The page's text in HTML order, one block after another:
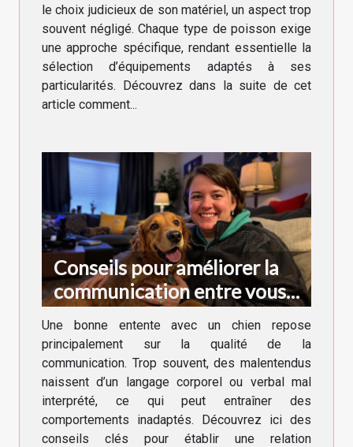
le choix judicieux de son matériel, un aspect trop
souvent négligé. Chaque type de poisson exige
une approche spécifique, rendant essentielle la
sélection d’équipements adaptés à ses
particularités. Découvrez dans la suite de cet
article comment...
Conseils pour améliorer la
communication entre vous
et votre chien
Une bonne entente avec un chien repose
principalement sur la qualité de la
communication. Trop souvent, des malentendus
naissent d’un langage corporel ou verbal mal
interprété, ce qui peut entraîner des
comportements inadaptés. Découvrez ici des
conseils clés pour établir une relation